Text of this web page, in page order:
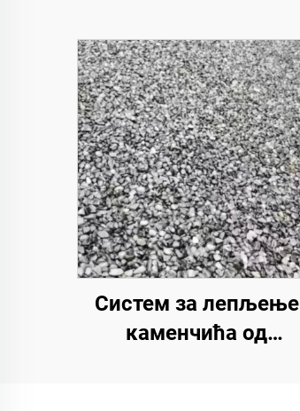
Систем за лепљење
каменчића од